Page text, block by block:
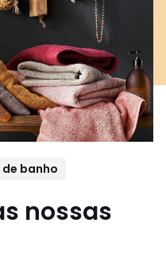
banho
nossas